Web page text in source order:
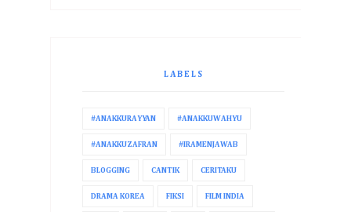
LABELS
#ANAKKURAYYAN #ANAKKUWAHYU
#ANAKKUZAFRAN #IRAMENJAWAB
BLOGGING CANTIK CERITAKU
DRAMA KOREA FIKSI FILM INDIA